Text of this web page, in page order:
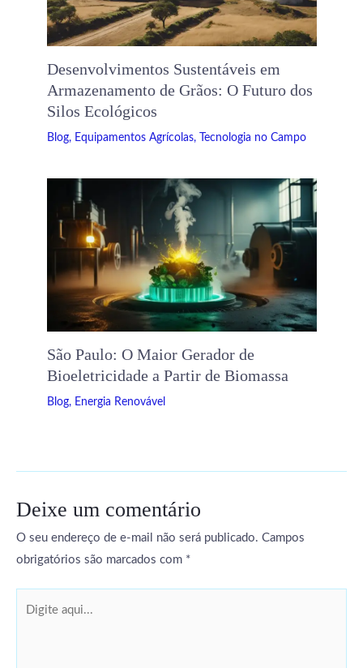
Desenvolvimentos Sustentáveis ​​em
Armazenamento de Grãos: O Futuro dos
Silos Ecológicos
Blog, Equipamentos Agrícolas, Tecnologia no Campo
São Paulo: O Maior Gerador de
Bioeletricidade a Partir de Biomassa
Blog, Energia Renovável
Deixe um comentário
O seu endereço de e-mail não será publicado. Campos
obrigatórios são marcados com *